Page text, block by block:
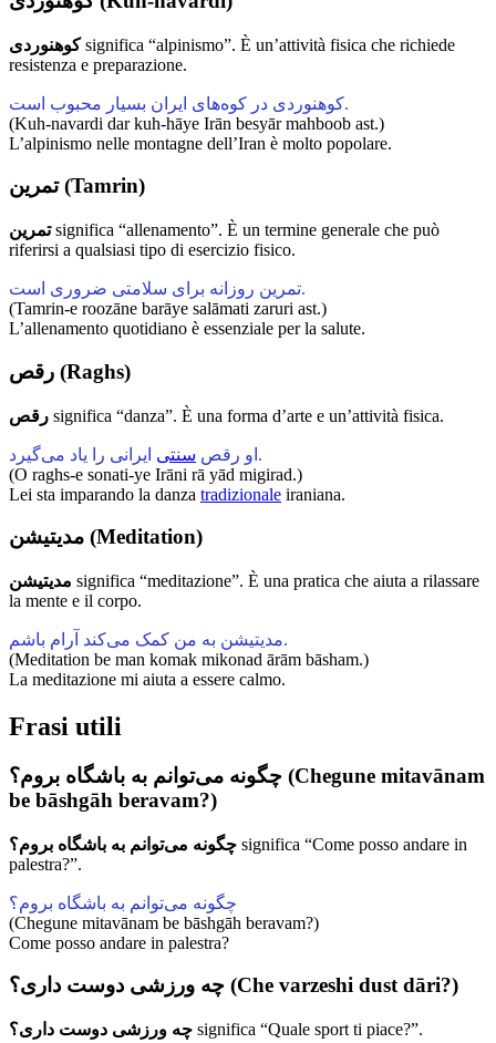
کوهنوردیsignifica “alpinismo”. È un’attività fisica che richiede
resistenza e preparazione.
کوهنوردی در کوه‌های ایران بسیار محبوب است.
(Kuh-navardi dar kuh-hāye Irān besyār mahboob ast.)
L’alpinismo nelle montagne dell’Iran è molto popolare.
تمرین (Tamrin)
تمرینsignifica “allenamento”. È un termine generale che può
riferirsi a qualsiasi tipo di esercizio fisico.
تمرین روزانه برای سلامتی ضروری است.
(Tamrin-e roozāne barāye salāmati zaruri ast.)
L’allenamento quotidiano è essenziale per la salute.
رقص (Raghs)
رقص significa “danza”. È una forma d’arte e un’attività fisica.
او رقص سنتی
ایرانی را یاد می‌گیرد.
(O raghs-e sonati-ye Irāni rā yād migirad.)
Lei sta imparando la danza tradizionale iraniana.
مدیتیشن (Meditation)
مدیتیشن significa “meditazione”. È una pratica che aiuta a rilassare
la mente e il corpo.
مدیتیشن به من کمک می‌کند آرام باشم.
(Meditation be man komak mikonad ārām bāsham.)
La meditazione mi aiuta a essere calmo.
Frasi utili
چگونه می‌توانم به باشگاه بروم؟ (Chegune mitavānam
be bāshgāh beravam?)
چگونه می‌توانم به باشگاه بروم؟ significa “Come posso andare in
palestra?”.
چگونه می‌توانم به باشگاه بروم؟
(Chegune mitavānam be bāshgāh beravam?)
Come posso andare in palestra?
چه ورزشی دوست داری؟ (Che varzeshi dust dāri?)
چه ورزشی دوست داری؟ significa “Quale sport ti piace?”.